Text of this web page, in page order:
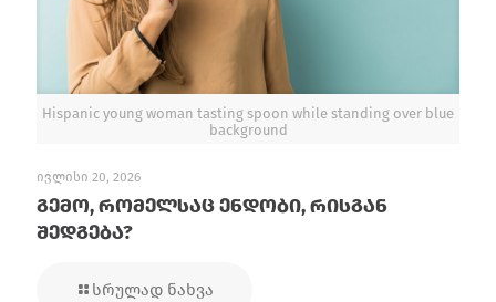
Hispanic young woman tasting spoon while standing over blue
background
ივლისი 20, 2026
გემო, რომელსაც ენდობი, რისგან
შედგება?
სრულად ნახვა